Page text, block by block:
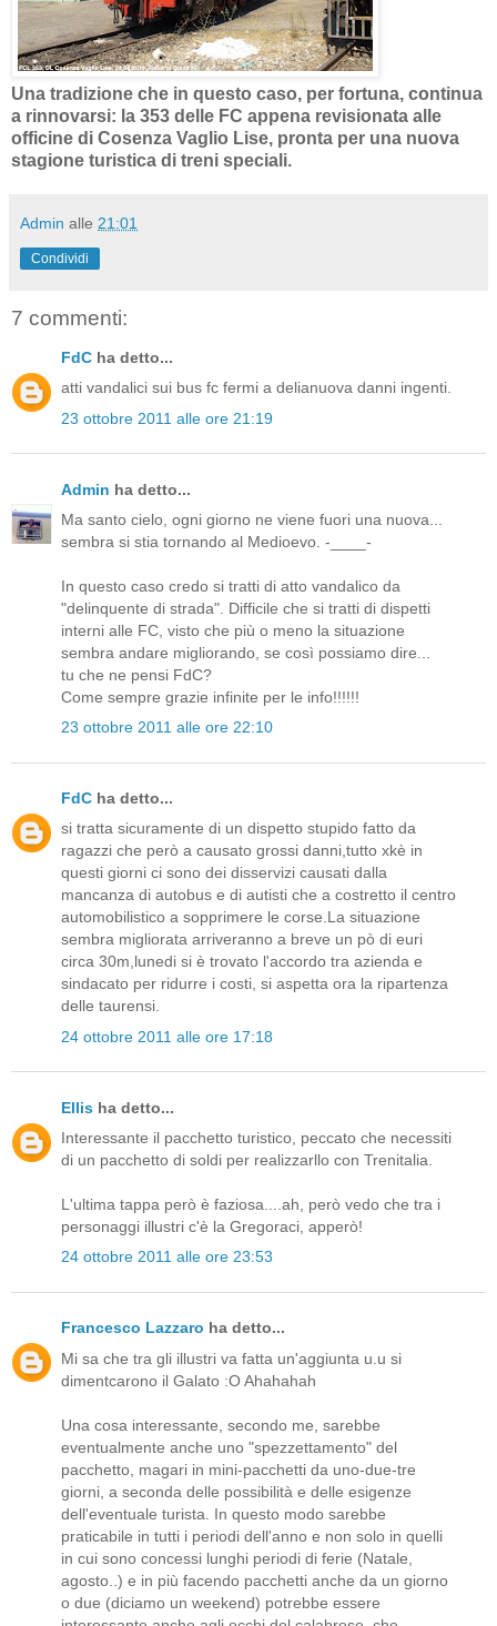
Una tradizione che in questo caso, per fortuna, continua
a rinnovarsi: la 353 delle FC appena revisionata alle
officine di Cosenza Vaglio Lise, pronta per una nuova
stagione turistica di treni speciali.
Admin alle 21:01
Condividi
7 commenti:
FdC ha detto...
atti vandalici sui bus fc fermi a delianuova danni ingenti.
23 ottobre 2011 alle ore 21:19
Admin ha detto...
Ma santo cielo, ogni giorno ne viene fuori una nuova...
sembra si stia tornando al Medioevo. -____-
In questo caso credo si tratti di atto vandalico da
"delinquente di strada". Difficile che si tratti di dispetti
interni alle FC, visto che più o meno la situazione
sembra andare migliorando, se così possiamo dire...
tu che ne pensi FdC?
Come sempre grazie infinite per le info!!!!!!
23 ottobre 2011 alle ore 22:10
FdC ha detto...
si tratta sicuramente di un dispetto stupido fatto da
ragazzi che però a causato grossi danni,tutto xkè in
questi giorni ci sono dei disservizi causati dalla
mancanza di autobus e di autisti che a costretto il centro
automobilistico a sopprimere le corse.La situazione
sembra migliorata arriveranno a breve un pò di euri
circa 30m,lunedi si è trovato l'accordo tra azienda e
sindacato per ridurre i costi, si aspetta ora la ripartenza
delle taurensi.
24 ottobre 2011 alle ore 17:18
Ellis ha detto...
Interessante il pacchetto turistico, peccato che necessiti
di un pacchetto di soldi per realizzarllo con Trenitalia.
L'ultima tappa però è faziosa....ah, però vedo che tra i
personaggi illustri c'è la Gregoraci, apperò!
24 ottobre 2011 alle ore 23:53
Francesco Lazzaro ha detto...
Mi sa che tra gli illustri va fatta un'aggiunta u.u si
dimentcarono il Galato :O Ahahahah
Una cosa interessante, secondo me, sarebbe
eventualmente anche uno "spezzettamento" del
pacchetto, magari in mini-pacchetti da uno-due-tre
giorni, a seconda delle possibilità e delle esigenze
dell'eventuale turista. In questo modo sarebbe
praticabile in tutti i periodi dell'anno e non solo in quelli
in cui sono concessi lunghi periodi di ferie (Natale,
agosto..) e in più facendo pacchetti anche da un giorno
o due (diciamo un weekend) potrebbe essere